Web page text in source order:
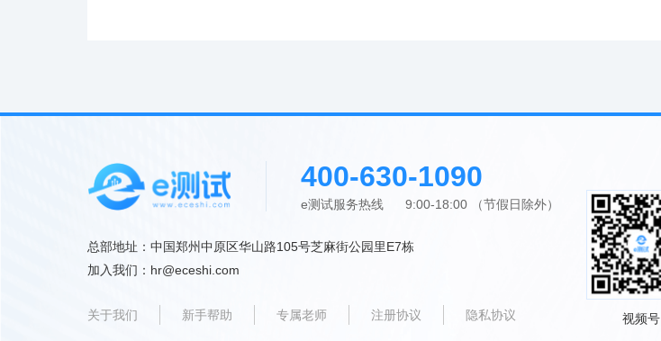
400-630-1090
e测试服务热线 9:00-18:00 （节假日除外）
总部地址：中国郑州中原区华山路105号芝麻街公园里E7栋
加入我们：hr@eceshi.com
关于我们 新手帮助 专属老师 注册协议 隐私协议 视频号